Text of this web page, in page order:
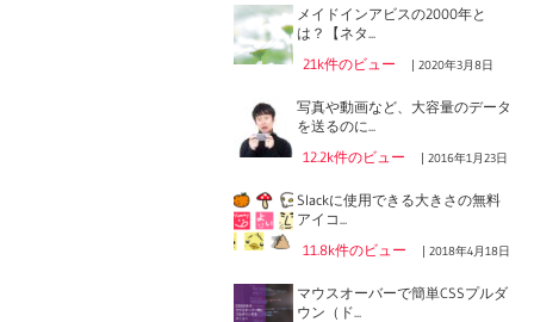
メイドインアビスの2000年と
は？【ネタ...
21k件のビュー |2020年3月8日
写真や動画など、大容量のデータ
を送るのに...
12.2k件のビュー |2016年1月23日
Slackに使用できる大きさの無料
アイコ...
11.8k件のビュー |2018年4月18日
マウスオーバーで簡単CSSプルダ
ウン（ド...